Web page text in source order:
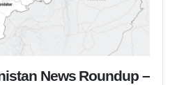
News Roundup –